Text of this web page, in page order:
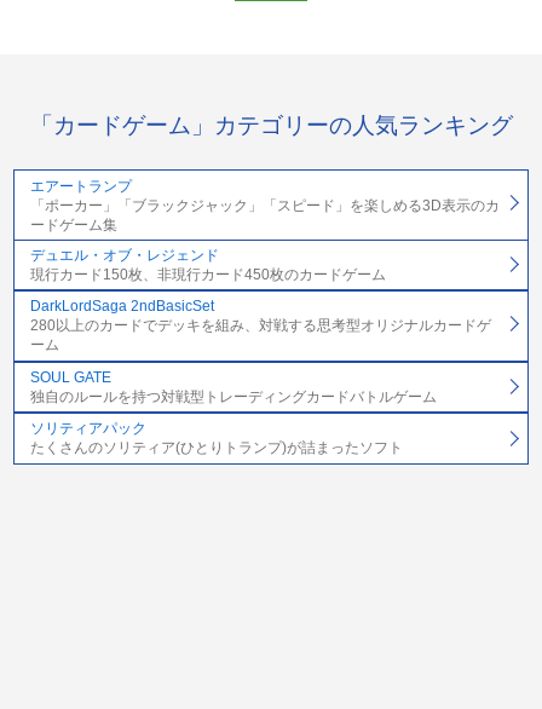
「カードゲーム」カテゴリーの人気ランキング
エアートランプ
「ポーカー」「ブラックジャック」「スピード」を楽しめる3D表示のカ
ードゲーム集
デュエル・オブ・レジェンド
現行カード150枚、非現行カード450枚のカードゲーム
DarkLordSaga 2ndBasicSet
280以上のカードでデッキを組み、対戦する思考型オリジナルカードゲ
ーム
SOUL GATE
独自のルールを持つ対戦型トレーディングカードバトルゲーム
ソリティアパック
たくさんのソリティア(ひとりトランプ)が詰まったソフト